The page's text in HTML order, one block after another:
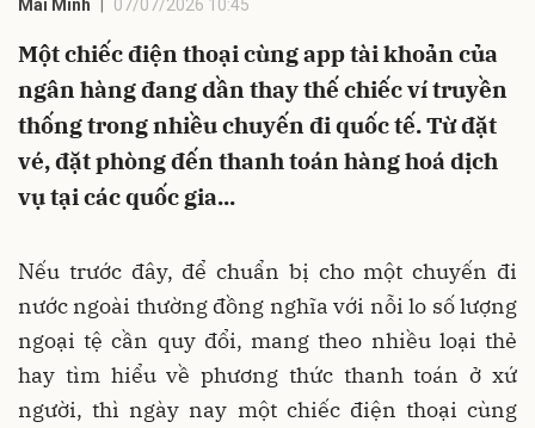
Mai Minh 07/07/2026 10:45
Một chiếc điện thoại cùng app tài khoản của
ngân hàng đang dần thay thế chiếc ví truyền
thống trong nhiều chuyến đi quốc tế. Từ đặt
vé, đặt phòng đến thanh toán hàng hoá dịch
vụ tại các quốc gia...
Nếu trước đây, để chuẩn bị cho một chuyến đi
nước ngoài thường đồng nghĩa với nỗi lo số lượng
ngoại tệ cần quy đổi, mang theo nhiều loại thẻ
hay tìm hiểu về phương thức thanh toán ở xứ
người, thì ngày nay một chiếc điện thoại cùng
Hủy